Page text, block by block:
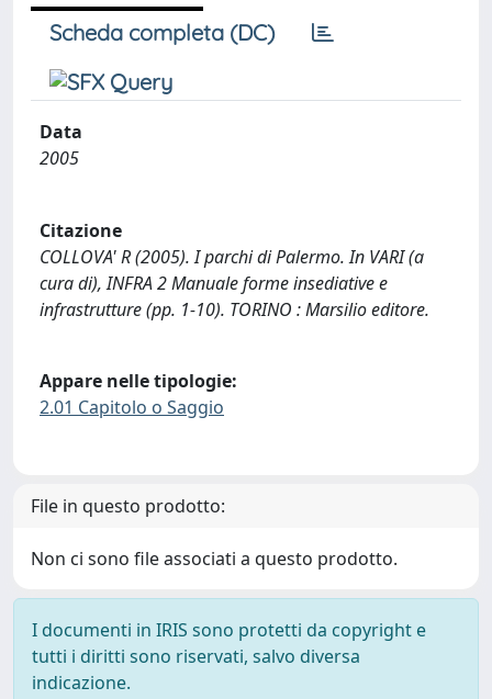
Scheda completa (DC)
Data
2005
Citazione
COLLOVA' R (2005). I parchi di Palermo. In VARI (a
cura di), INFRA 2 Manuale forme insediative e
infrastrutture (pp. 1-10). TORINO : Marsilio editore.
Appare nelle tipologie:
2.01 Capitolo o Saggio
File in questo prodotto:
Non ci sono file associati a questo prodotto.
I documenti in IRIS sono protetti da copyright e
tutti i diritti sono riservati, salvo diversa
indicazione.